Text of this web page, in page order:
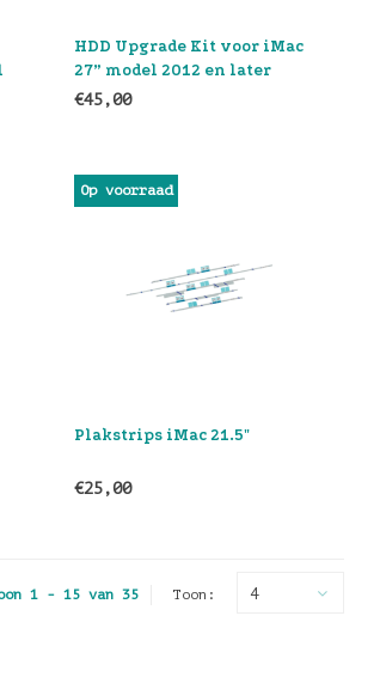
HDD Upgrade Kit voor iMac
27” model 2012 en later
€45,00
Op voorraad
Plakstrips iMac 21.5"
€25,00
1 - 15 van 35 Toon: 4